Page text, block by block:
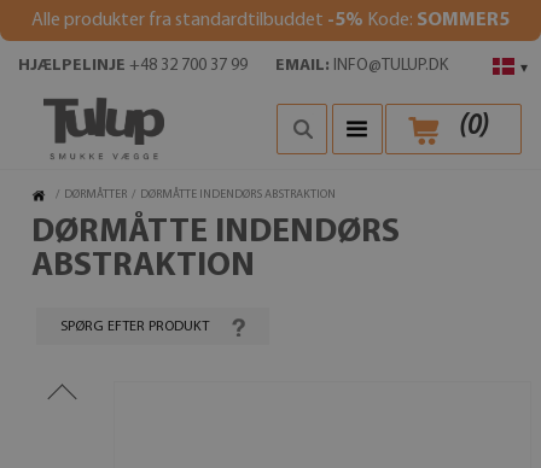
Alle produkter fra standardtilbuddet -5% Kode: SOMMER5
▾
HJÆLPELINJE +48 32 700 37 99 EMAIL: INFO@TULUP.DK
(0)
/ DØRMÅTTER / DØRMÅTTE INDENDØRS ABSTRAKTION
DØRMÅTTE INDENDØRS
ABSTRAKTION
SPØRG EFTER PRODUKT